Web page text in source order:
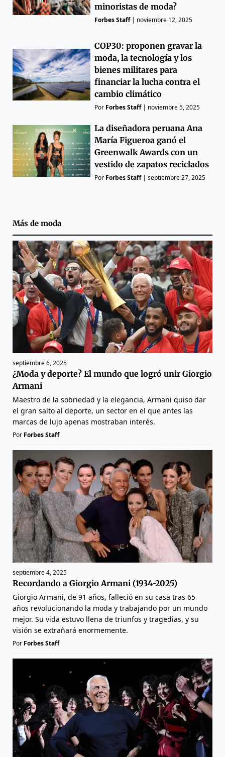
minoristas de moda?
Forbes Staff| noviembre 12, 2025
COP30: proponen gravar la
moda, la tecnología y los
bienes militares para
financiar la lucha contra el
cambio climático
Por Forbes Staff| noviembre 5, 2025
La diseñadora peruana Ana
María Figueroa ganó el
Greenwalk Awards con un
vestido de zapatos reciclados
Por Forbes Staff|septiembre 27, 2025
Más de moda
septiembre 6, 2025
¿Moda y deporte? El mundo que logró unir Giorgio
Armani
Maestro de la sobriedad y la elegancia, Armani quiso dar
el gran salto al deporte, un sector en el que antes las
marcas de lujo apenas mostraban interés.
Por Forbes Staff
septiembre 4, 2025
Recordando a Giorgio Armani (1934-2025)
Giorgio Armani, de 91 años, falleció en su casa tras 65
años revolucionando la moda y trabajando por un mundo
mejor. Su vida estuvo llena de triunfos y tragedias, y su
visión se extrañará enormemente.
Por Forbes Staff